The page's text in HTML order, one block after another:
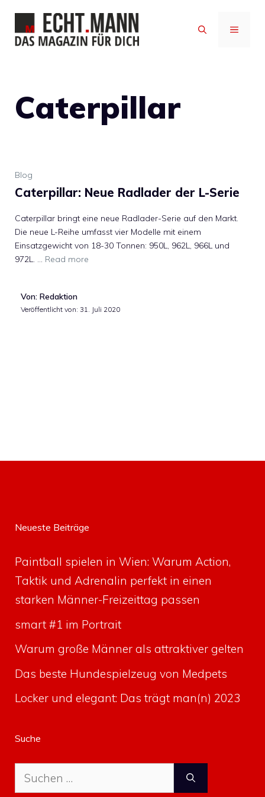
Inhalt
springen
MENÜ
Caterpillar
Blog
Caterpillar: Neue Radlader der L-Serie
Caterpillar bringt eine neue Radlader-Serie auf den Markt.
Die neue L-Reihe umfasst vier Modelle mit einem
Einsatzgewicht von 18-30 Tonnen: 950L, 962L, 966L und
972L. … Read more
Von: Redaktion
Veröffentlicht von: 31. Juli 2020
Neueste Beiträge
Paintball spielen in Wien: Warum Action,
Taktik und Adrenalin perfekt in einen
starken Männer-Freizeittag passen
smart #1 im Portrait
Warum große Männer als attraktiver gelten
Das beste Hundespielzeug von Medpets
Locker und elegant: Das trägt man(n) 2023
Suche
Suche
nach: